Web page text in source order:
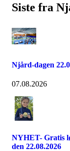
Siste fra
Njård-dagen
07.08.2026
NYHET- Gratis
den 22.08.2026